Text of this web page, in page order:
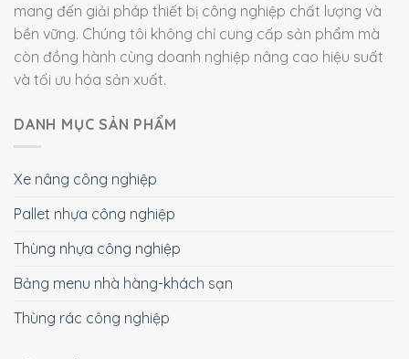
mang đến giải pháp thiết bị công nghiệp chất lượng và
bền vững. Chúng tôi không chỉ cung cấp sản phẩm mà
còn đồng hành cùng doanh nghiệp nâng cao hiệu suất
và tối ưu hóa sản xuất.
DANH MỤC SẢN PHẨM
Xe nâng công nghiệp
Pallet nhựa công nghiệp
Thùng nhựa công nghiệp
Bảng menu nhà hàng-khách sạn
Thùng rác công nghiệp